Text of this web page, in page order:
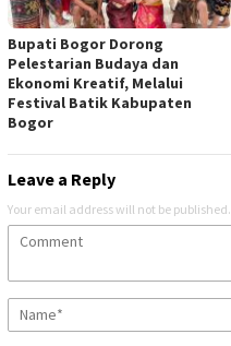
Bupati Bogor Dorong
Pelestarian Budaya dan
Ekonomi Kreatif, Melalui
Festival Batik Kabupaten
Bogor
Leave a Reply
Your email address will not be published.